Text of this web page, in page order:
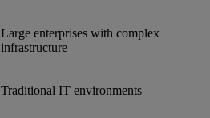
Large enterprises with complex
infrastructure
Traditional IT environments